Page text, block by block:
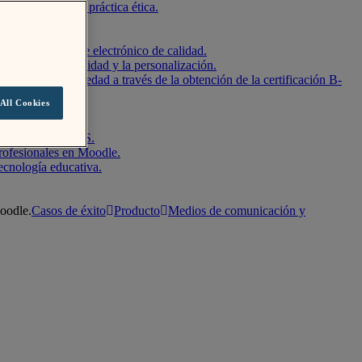
la igualdad y la práctica ética.
de aprendizaje electrónico de calidad.
la flexibilidad y la personalización.
y la sociedad a través de la obtención de la certificación B-
mundo.
Moodle LMS.
en Moodle.
educativa.
Casos de éxito Producto Medios de comunicación y
Cookies